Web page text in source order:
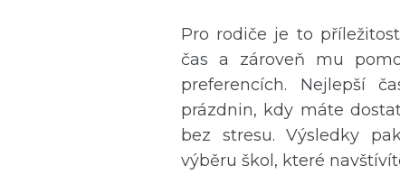
Pro rodiče je to
čas a zároveň mu
preferencích. Nejlepší
prázdnin, kdy máte
bez stresu. Výsledky
výběru škol, které